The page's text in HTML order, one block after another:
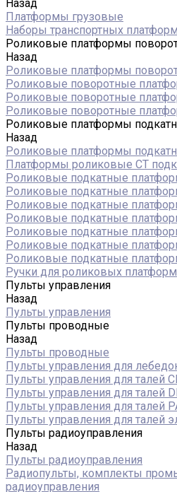
Назад
Платформы грузовые
Наборы транспортных платформ
Роликовые платформы
Назад
Роликовые платформы
Роликовые поворотные
Роликовые поворотные
Роликовые поворотные
Роликовые платформы
Назад
Роликовые платформы
Платформы роликовые СТ
Роликовые подкатные
Роликовые подкатные
Роликовые подкатные
Роликовые подкатные
Роликовые подкатные
Роликовые подкатные
Роликовые подкатные
Ручки для роликовых платформ
Пульты управления
Назад
Пульты управления
Пульты проводные
Назад
Пульты проводные
Пульты управления для
Пульты управления для талей
Пульты управления для талей
Пульты управления для талей
Пульты управления для талей
Пульты радиоуправления
Назад
Пульты радиоуправления
Радиопульты, комплекты
радиоуправления